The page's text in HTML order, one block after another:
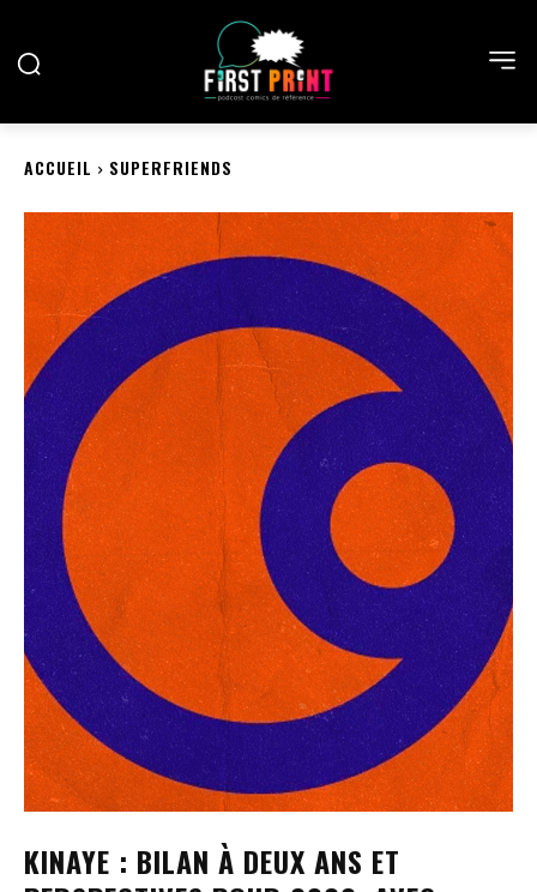
ACCUEIL SUPERFRIENDS
KINAYE : BILAN À DEUX ANS ET